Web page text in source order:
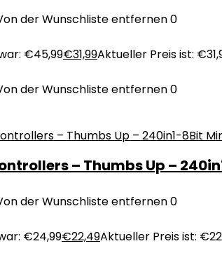
der Wunschliste entfernen0
€45,99€31,99Aktueller Preis ist:
der Wunschliste entfernen0
– Thumbs Up –
der Wunschliste entfernen0
€24,99€22,49Aktueller Preis ist: